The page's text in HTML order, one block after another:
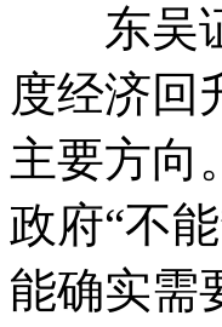
东吴证
度经济回
主要方向
政府“不
能确实需